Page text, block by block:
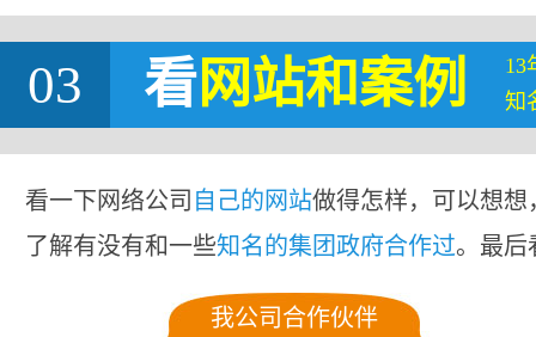
03 看网站和案例
13
知
看一下网络公司 自己的网站做得怎样，可以想
了解有没有和一些知名的集团政府合作过。最后
我公司合作伙伴